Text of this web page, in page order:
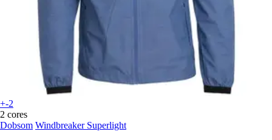
+-2
2 cores
Dobsom Windbreaker Superlight